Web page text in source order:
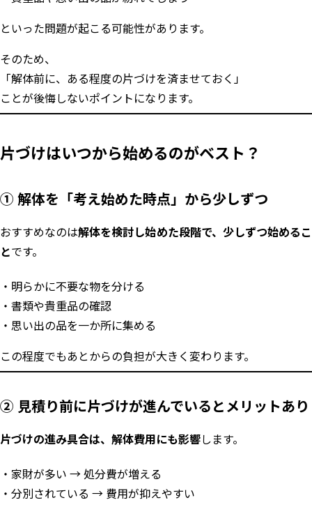
といった問題が起こる可能性があります。
そのため、
「解体前に、ある程度の片づけを済ませておく」
ことが後悔しないポイントになります。
片づけはいつから始めるのがベスト？
① 解体を「考え始めた時点」から少しずつ
おすすめなのは解体を検討し始めた段階で、少しずつ始めるこ
とです。
明らかに不要な物を分ける
書類や貴重品の確認
思い出の品を一か所に集める
この程度でもあとからの負担が大きく変わります。
② 見積り前に片づけが進んでいるとメリットあり
片づけの進み具合は、解体費用にも影響します。
家財が多い → 処分費が増える
分別されている → 費用が抑えやすい